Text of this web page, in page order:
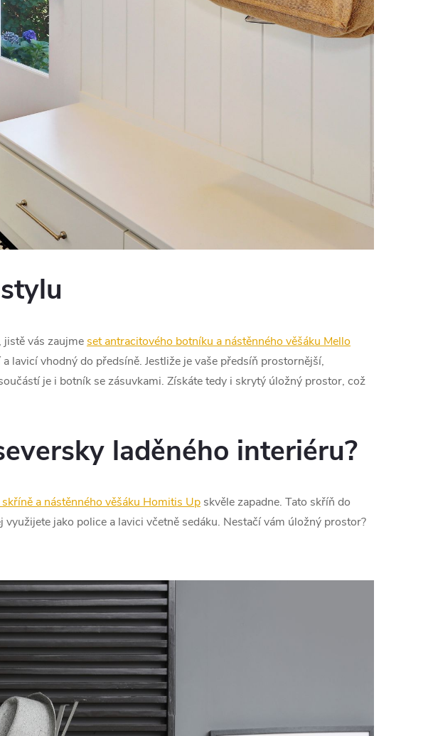
vás zaujmeset antracitového botníku a nástěnného věšáku Mello
lavicí vhodný do předsíně. Jestliže je vaše předsíň prostornější,
je i botník se zásuvkami. Získáte tedy i skrytý úložný prostor, což
laděného interiéru?
a nástěnného věšáku Homitis Up skvěle zapadne. Tato skříň do
využijete jako police a lavici včetně sedáku. Nestačí vám úložný prostor?